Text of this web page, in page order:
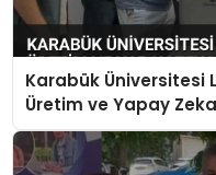
Karabük Üniversitesi
Üretim ve Yapay